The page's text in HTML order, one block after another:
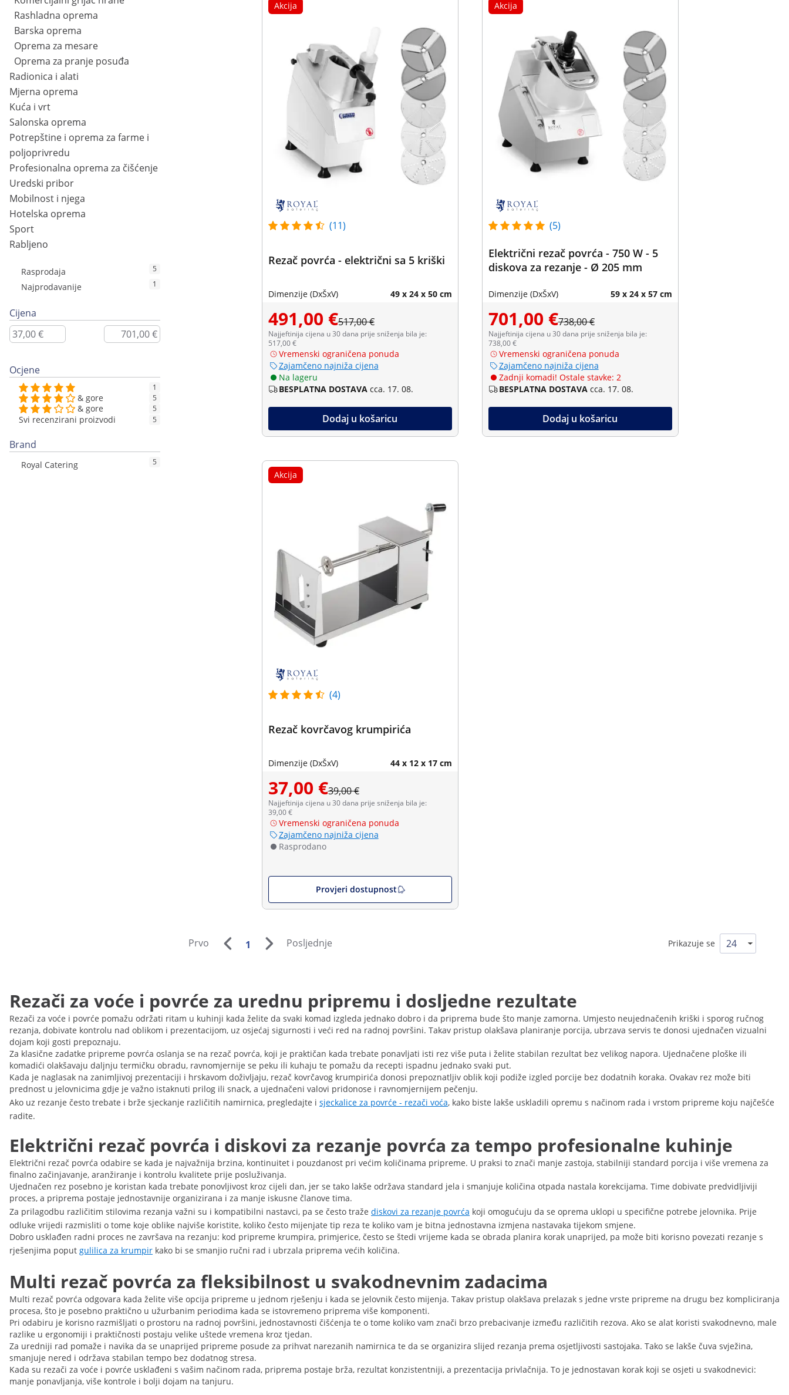
Rashladna oprema
Barska oprema
Oprema za mesare
Oprema za pranje posuđa
Radionica i alati
Mjerna oprema
Kuća i vrt
Salonska oprema
Potrepštine i oprema za farme i
poljoprivredu
Profesionalna oprema za čišćenje
Uredski pribor
Mobilnost i njega
Hotelska oprema
Sport
Rabljeno
Rasprodaja 5
Najprodavanije 1
Cijena
Ocjene
1
& gore 5
& gore 5
Svi recenzirani proizvodi 5
Brand
Royal Catering 5
Akcija
(11)
Rezač povrća - električni sa 5 kriški
Dimenzije (DxŠxV) 49 x 24 x 50 cm
491,00 €517,00 €
Najjeftinija cijena u 30 dana prije sniženja bila je:
517,00 €
Vremenski ograničena ponuda
Zajamčeno najniža cijena
Na lageru
BESPLATNA DOSTAVA cca. 17. 08.
Dodaj u košaricu
Akcija
(5)
Električni rezač povrća - 750 W - 5
diskova za rezanje - Ø 205 mm
Dimenzije (DxŠxV) 59 x 24 x 57 cm
701,00 €738,00 €
Najjeftinija cijena u 30 dana prije sniženja bila je:
738,00 €
Vremenski ograničena ponuda
Zajamčeno najniža cijena
Zadnji komadi! Ostale stavke: 2
BESPLATNA DOSTAVA cca. 17. 08.
Dodaj u košaricu
Akcija
(4)
Rezač kovrčavog krumpirića
Dimenzije (DxŠxV) 44 x 12 x 17 cm
37,00 €39,00 €
Najjeftinija cijena u 30 dana prije sniženja bila je:
39,00 €
Vremenski ograničena ponuda
Zajamčeno najniža cijena
Rasprodano
Provjeri dostupnost
Prvo 1 Posljednje Prikazuje se
Rezači za voće i povrće za urednu pripremu i dosljedne rezultate
Rezači za voće i povrće pomažu održati ritam u kuhinji kada želite da svaki komad izgleda jednako dobro i da priprema bude što manje zamorna. Umjesto neujednačenih kriški i sporog ručnog
rezanja, dobivate kontrolu nad oblikom i prezentacijom, uz osjećaj sigurnosti i veći red na radnoj površini. Takav pristup olakšava planiranje porcija, ubrzava servis te donosi ujednačen vizualni
dojam koji gosti prepoznaju.
Za klasične zadatke pripreme povrća oslanja se na rezač povrća, koji je praktičan kada trebate ponavljati isti rez više puta i želite stabilan rezultat bez velikog napora. Ujednačene ploške ili
komadići olakšavaju daljnju termičku obradu, ravnomjernije se peku ili kuhaju te pomažu da recepti ispadnu jednako svaki put.
Kada je naglasak na zanimljivoj prezentaciji i hrskavom doživljaju, rezač kovrčavog krumpirića donosi prepoznatljiv oblik koji podiže izgled porcije bez dodatnih koraka. Ovakav rez može biti
prednost u jelovnicima gdje je važno istaknuti prilog ili snack, a ujednačeni valovi pridonose i ravnomjernijem pečenju.
Ako uz rezanje često trebate i brže sjeckanje različitih namirnica, pregledajte i sjeckalice za povrće - rezači voća, kako biste lakše uskladili opremu s načinom rada i vrstom pripreme koju najčešće
radite.
Električni rezač povrća i diskovi za rezanje povrća za tempo profesionalne kuhinje
Električni rezač povrća odabire se kada je najvažnija brzina, kontinuitet i pouzdanost pri većim količinama pripreme. U praksi to znači manje zastoja, stabilniji standard porcija i više vremena za
finalno začinjavanje, aranžiranje i kontrolu kvalitete prije posluživanja.
Ujednačen rez posebno je koristan kada trebate ponovljivost kroz cijeli dan, jer se tako lakše održava standard jela i smanjuje količina otpada nastala korekcijama. Time dobivate predvidljiviji
proces, a priprema postaje jednostavnije organizirana i za manje iskusne članove tima.
Za prilagodbu različitim stilovima rezanja važni su i kompatibilni nastavci, pa se često traže diskovi za rezanje povrća koji omogućuju da se oprema uklopi u specifične potrebe jelovnika. Prije
odluke vrijedi razmisliti o tome koje oblike najviše koristite, koliko često mijenjate tip reza te koliko vam je bitna jednostavna izmjena nastavaka tijekom smjene.
Dobro usklađen radni proces ne završava na rezanju: kod pripreme krumpira, primjerice, često se štedi vrijeme kada se obrada planira korak unaprijed, pa može biti korisno povezati rezanje s
rješenjima poput gulilica za krumpir kako bi se smanjio ručni rad i ubrzala priprema većih količina.
Multi rezač povrća za fleksibilnost u svakodnevnim zadacima
Multi rezač povrća odgovara kada želite više opcija pripreme u jednom rješenju i kada se jelovnik često mijenja. Takav pristup olakšava prelazak s jedne vrste pripreme na drugu bez kompliciranja
procesa, što je posebno praktično u užurbanim periodima kada se istovremeno priprema više komponenti.
Pri odabiru je korisno razmišljati o prostoru na radnoj površini, jednostavnosti čišćenja te o tome koliko vam znači brzo prebacivanje između različitih rezova. Ako se alat koristi svakodnevno, male
razlike u ergonomiji i praktičnosti postaju velike uštede vremena kroz tjedan.
Za uredniji rad pomaže i navika da se unaprijed pripreme posude za prihvat narezanih namirnica te da se organizira slijed rezanja prema osjetljivosti sastojaka. Tako se lakše čuva svježina,
smanjuje nered i održava stabilan tempo bez dodatnog stresa.
Kada su rezači za voće i povrće usklađeni s vašim načinom rada, priprema postaje brža, rezultat konzistentniji, a prezentacija privlačnija. To je jednostavan korak koji se osjeti u svakodnevici:
manje ponavljanja, više kontrole i bolji dojam na tanjuru.